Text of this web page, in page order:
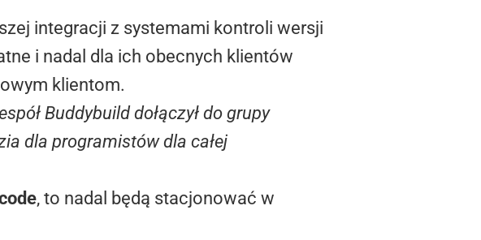
integracji z systemami kontroli wersji
i nadal dla ich obecnych klientów
klientom.
Buddybuild dołączył do grupy
dla programistów dla całej
, to nadal będą stacjonować w